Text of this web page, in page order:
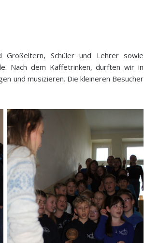
Großeltern, Schüler und Lehrer sowie
Nach dem Kaffetrinken, durften wir in
und musizieren. Die kleineren Besucher